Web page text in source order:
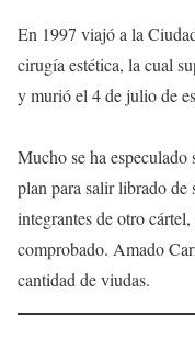
En 1997 viajó a la
cirugía estética, la cual
y murió el 4 de julio de
Mucho se ha especulado
plan para salir librado de
integrantes de otro
comprobado. Amado
cantidad de viudas.